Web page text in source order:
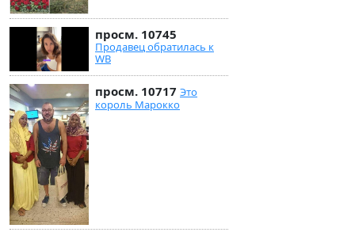
просм. 10745
Продавец обратилась к
WB
просм. 10717 Это
король Марокко